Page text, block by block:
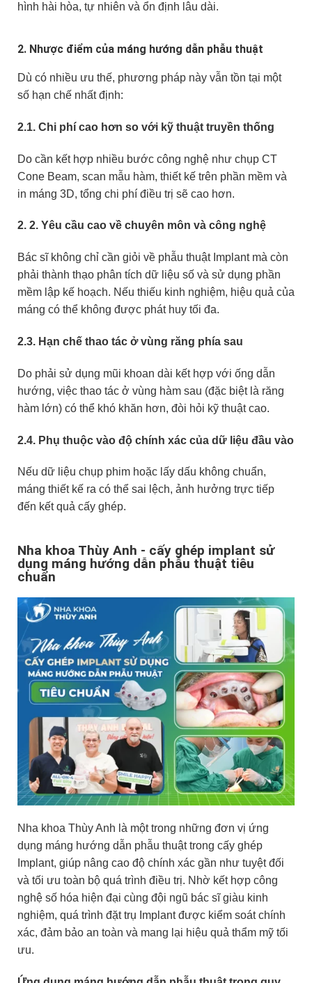
hình hài hòa, tự nhiên và ổn định lâu dài.
2. Nhược điểm của máng hướng dẫn phẫu thuật
Dù có nhiều ưu thế, phương pháp này vẫn tồn tại một
số hạn chế nhất định:
2.1. Chi phí cao hơn so với kỹ thuật truyền thống
Do cần kết hợp nhiều bước công nghệ như chụp CT
Cone Beam, scan mẫu hàm, thiết kế trên phần mềm và
in máng 3D, tổng chi phí điều trị sẽ cao hơn.
2. 2. Yêu cầu cao về chuyên môn và công nghệ
Bác sĩ không chỉ cần giỏi về phẫu thuật Implant mà còn
phải thành thạo phân tích dữ liệu số và sử dụng phần
mềm lập kế hoạch. Nếu thiếu kinh nghiệm, hiệu quả của
máng có thể không được phát huy tối đa.
2.3. Hạn chế thao tác ở vùng răng phía sau
Do phải sử dụng mũi khoan dài kết hợp với ống dẫn
hướng, việc thao tác ở vùng hàm sau (đặc biệt là răng
hàm lớn) có thể khó khăn hơn, đòi hỏi kỹ thuật cao.
2.4. Phụ thuộc vào độ chính xác của dữ liệu đầu vào
Nếu dữ liệu chụp phim hoặc lấy dấu không chuẩn,
máng thiết kế ra có thể sai lệch, ảnh hưởng trực tiếp
đến kết quả cấy ghép.
Nha khoa Thùy Anh - cấy ghép implant sử
dụng máng hướng dẫn phẫu thuật tiêu
chuẩn
Nha khoa Thùy Anh là một trong những đơn vị ứng
dụng máng hướng dẫn phẫu thuật trong cấy ghép
Implant, giúp nâng cao độ chính xác gần như tuyệt đối
và tối ưu toàn bộ quá trình điều trị. Nhờ kết hợp công
nghệ số hóa hiện đại cùng đội ngũ bác sĩ giàu kinh
nghiệm, quá trình đặt trụ Implant được kiểm soát chính
xác, đảm bảo an toàn và mang lại hiệu quả thẩm mỹ tối
ưu.